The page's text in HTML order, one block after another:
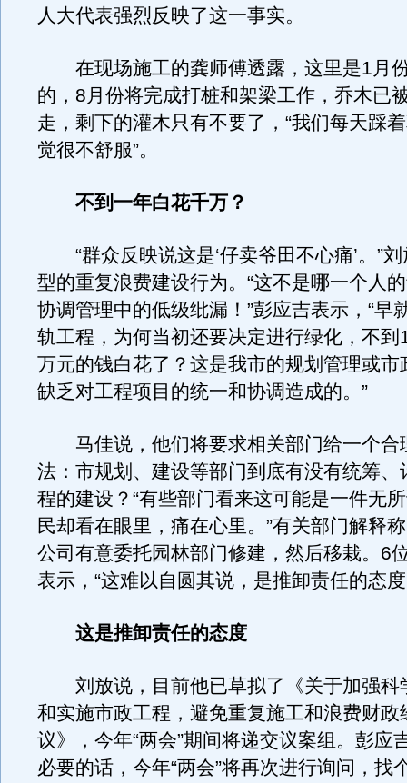
人大代表强烈反映了这一事实。
在现场施工的龚师傅透露，这里是1月
的，8月份将完成打桩和架梁工作，乔木已
走，剩下的灌木只有不要了，“我们每天踩
觉很不舒服”。
不到一年白花千万？
“群众反映说这是‘仔卖爷田不心痛’。”
型的重复浪费建设行为。“这不是哪一个人
协调管理中的低级纰漏！”彭应吉表示，“早
轨工程，为何当初还要决定进行绿化，不到
万元的钱白花了？这是我市的规划管理或市
缺乏对工程项目的统一和协调造成的。”
马佳说，他们将要求相关部门给一个合
法：市规划、建设等部门到底有没有统筹、
程的建设？“有些部门看来这可能是一件无
民却看在眼里，痛在心里。”有关部门解释
公司有意委托园林部门修建，然后移栽。6
表示，“这难以自圆其说，是推卸责任的态度
这是推卸责任的态度
刘放说，目前他已草拟了《关于加强科
和实施市政工程，避免重复施工和浪费财政
议》，今年“两会”期间将递交议案组。彭应
必要的话，今年“两会”将再次进行询问，找